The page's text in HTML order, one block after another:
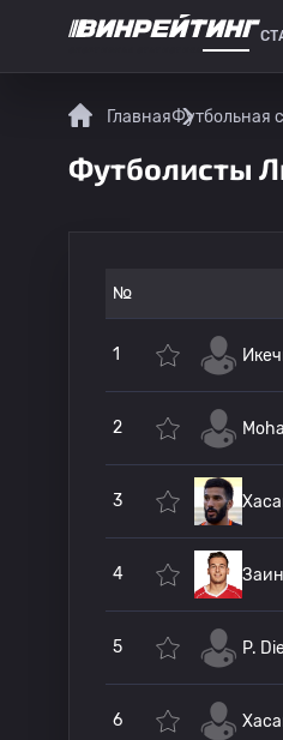
ГлавнаяФутбольная
Футболисты
№
1
2
3
4
5 P.
6